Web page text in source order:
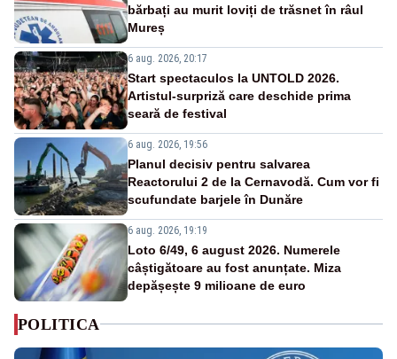
bărbați au murit loviți de trăsnet în râul
Mureș
6 aug. 2026, 20:17
Start spectaculos la UNTOLD 2026.
Artistul-surpriză care deschide prima
seară de festival
6 aug. 2026, 19:56
Planul decisiv pentru salvarea
Reactorului 2 de la Cernavodă. Cum vor fi
scufundate barjele în Dunăre
6 aug. 2026, 19:19
Loto 6/49, 6 august 2026. Numerele
câștigătoare au fost anunțate. Miza
depășește 9 milioane de euro
POLITICA